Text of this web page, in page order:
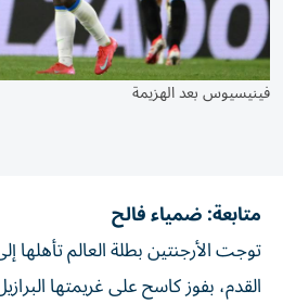
فينيسيوس بعد الهزيمة
متابعة: ضمياء فالح